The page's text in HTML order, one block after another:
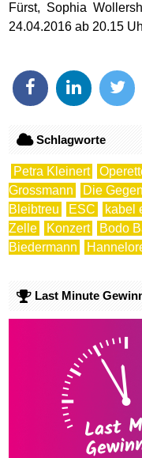
Fürst, Sophia
24.04.2016 ab 20.15
Schlagworte
Petra Kleinert
Grossmann
Die
Bleibtreu
ESC kabel
Zelle
Konzert Bodo
Biedermann
Last Minute